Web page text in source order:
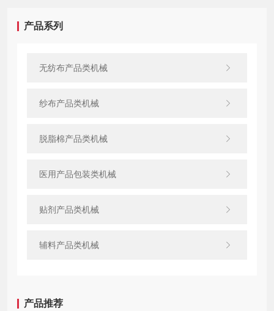
产品系列
无纺布产品类机械
纱布产品类机械
脱脂棉产品类机械
医用产品包装类机械
贴剂产品类机械
辅料产品类机械
产品推荐